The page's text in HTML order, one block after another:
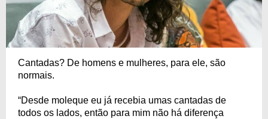
Cantadas? De homens e mulheres, para ele, são
normais.
“Desde moleque eu já recebia umas cantadas de
todos os lados, então para mim não há diferença